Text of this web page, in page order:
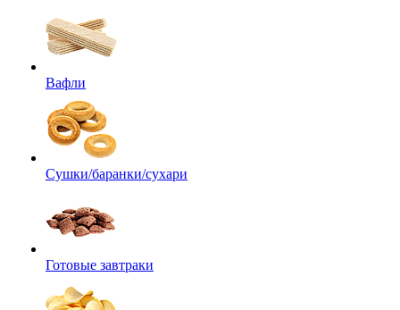
Вафли
Сушки/баранки/сухари
Готовые завтраки